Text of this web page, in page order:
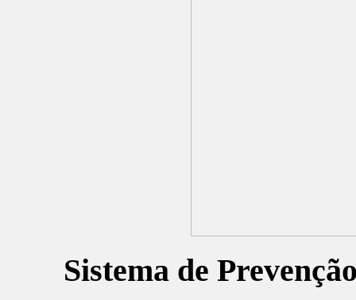
Sistema de